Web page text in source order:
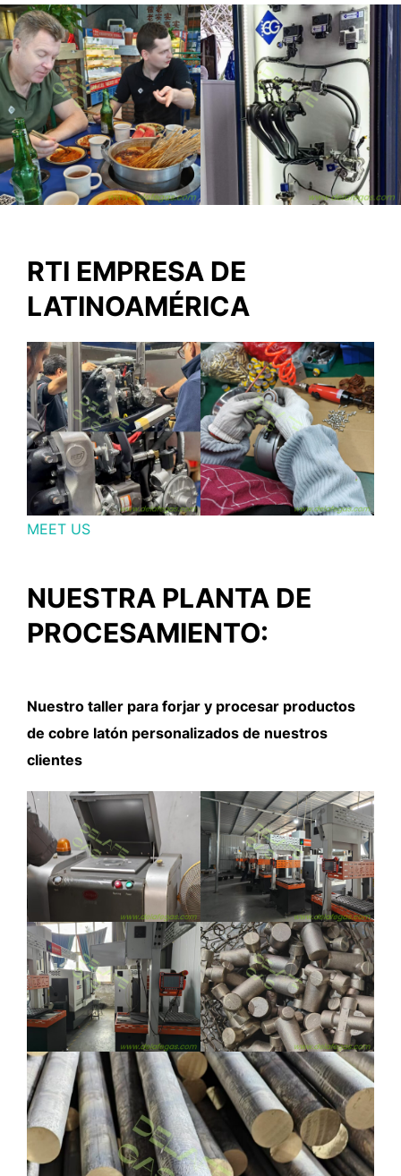
RTI EMPRESA DE
LATINOAMÉRICA
MEET US
NUESTRA PLANTA DE
PROCESAMIENTO:
Nuestro taller para forjar y procesar productos
de cobre latón personalizados de nuestros
clientes